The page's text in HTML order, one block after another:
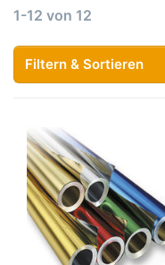
1-12 von 12
Filtern & Sortieren